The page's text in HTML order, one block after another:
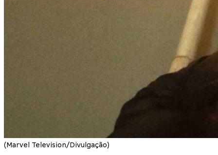
(Marvel Television/Divulgação)